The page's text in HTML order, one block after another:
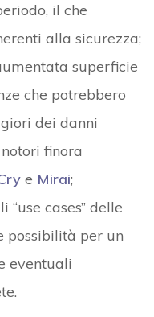
il che
alla sicurezza;
superficie
che potrebbero
dei danni
finora
e Mirai;
cases” delle
possibilità per un
eventuali